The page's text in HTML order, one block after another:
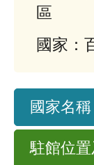
區
國家：
國家名稱
駐館位